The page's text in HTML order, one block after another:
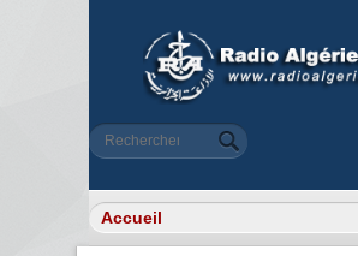
Formulaire de
Rechercher